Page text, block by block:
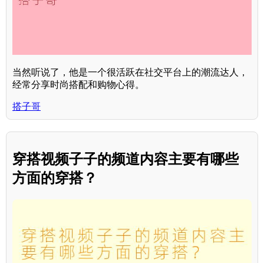
当然听说了，他是一个很活跃在社交平台上的潮流达人，
经常分享时尚搭配和购物心得。
搭子哥
穿搭视频子子的频道内容主要有哪些
方面的穿搭？